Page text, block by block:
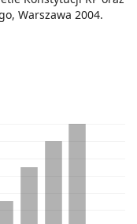
Warszawa 2004.